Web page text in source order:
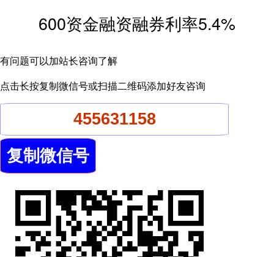
600资金融资融券利率5.4%
有问题可以加站长咨询了解
点击长按复制微信号或扫描二维码添加好友咨询